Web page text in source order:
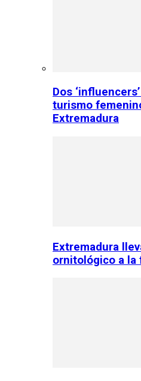
Dos
turismo
Extremadura
Extremadura
ornitológico a